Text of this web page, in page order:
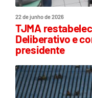
22 de junho de 2026
TJMA
Deliberativo e
presidente